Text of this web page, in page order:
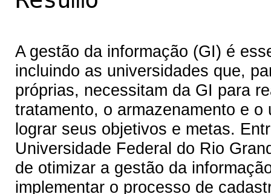
A gestão da informação (GI) é
incluindo as universidades que,
próprias, necessitam da GI para
tratamento, o armazenamento e
lograr seus objetivos e metas.
Universidade Federal do Rio
de otimizar a gestão da
implementar o processo de